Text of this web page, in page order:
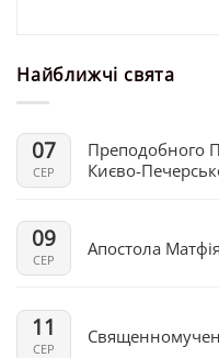
Найближчі свята
07
СЕР
Преподобного
Києво-
09
СЕР
Апостола Матфія
11
СЕР